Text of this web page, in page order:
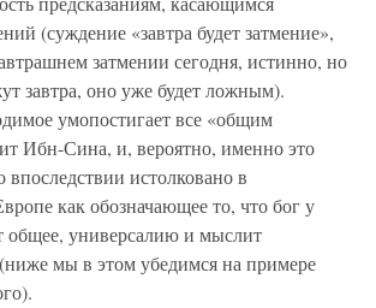
(суждение «завтра будет затмение»,
затмении сегодня, истинно, но
завтра, оно уже будет ложным).
умопостигает все «общим
Ибн-Сина, и, вероятно, именно это
истолковано в
как обозначающее то, что бог у
общее, универсалию и мыслит
мы в этом убедимся на примере